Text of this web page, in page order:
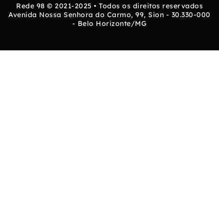
Rede 98 © 2021-2025 • Todos os direitos reservados
Avenida Nossa Senhora do Carmo, 99, Sion - 30.330-000
- Belo Horizonte/MG